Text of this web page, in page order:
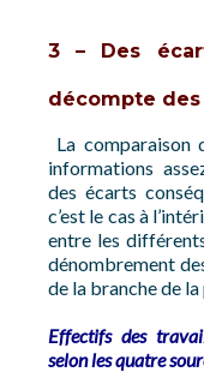
3 – Des
décompte
La comparaison
informations
des écarts
c’est le cas à
entre les
dénombrement
de la branche de
Effectifs des
selon les quatre